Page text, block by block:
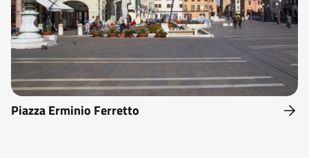
Piazza Erminio Ferretto